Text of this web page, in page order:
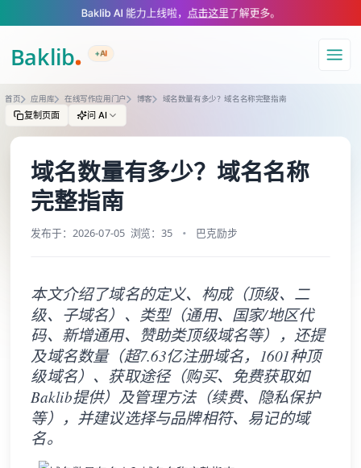
A Markdown version of this page is available at https://
Baklib AI 能力上线啦， 点击这里了解更多。
+AI
导航
首页 应用库 在线写作应用门户 博客 域名数量有多少？域名名称完整指南
复制页面 问 AI
域名数量有多少？域名名称
完整指南
发布于：2026-07-05 浏览：35 巴克励步
本文介绍了域名的定义、构成（顶级、二
级、子域名）、类型（通用、国家/地区代
码、新增通用、赞助类顶级域名等），还提
及域名数量（超7.63亿注册域名，1601种顶
级域名）、获取途径（购买、免费获取如
Baklib提供）及管理方法（续费、隐私保护
等），并建议选择与品牌相符、易记的域
名。